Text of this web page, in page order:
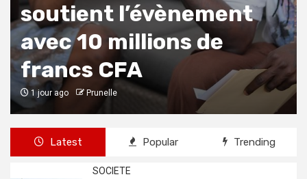
soutient l’évènement
avec 10 millions de
francs CFA
1 jour ago Prunelle
Latest Popular Trending
SOCIETE